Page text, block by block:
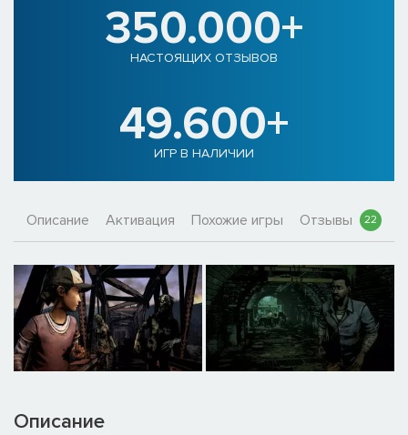
350.000+
НАСТОЯЩИХ ОТЗЫВОВ
49.600+
ИГР В НАЛИЧИИ
Описание Активация Похожие игры Отзывы 22
Описание